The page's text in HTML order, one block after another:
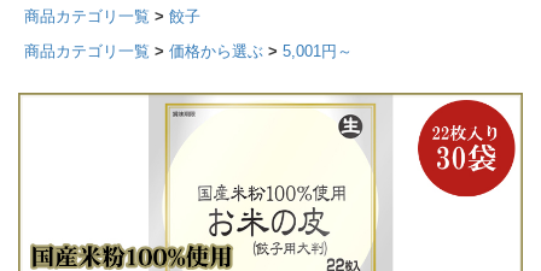
商品カテゴリ一覧 > 餃子
商品カテゴリ一覧 > 価格から選ぶ > 5,001円～